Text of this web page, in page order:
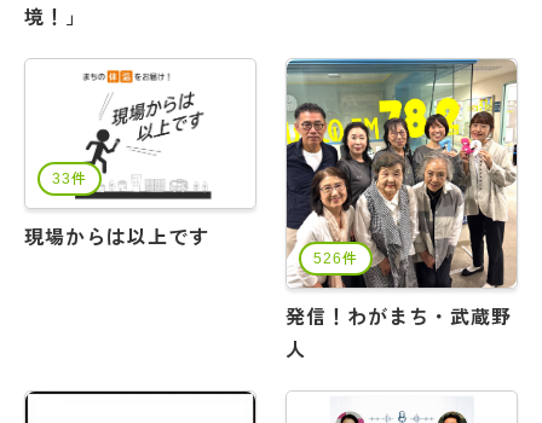
境！」
33件
現場からは以上です
526件
発信！わがまち・武蔵野
人